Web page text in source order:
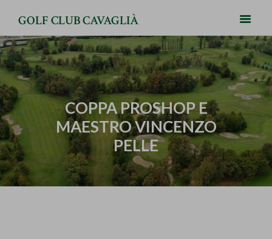
GOLF CLUB CAVAGLIÀ
COPPA PROSHOP E
MAESTRO VINCENZO
PELLE